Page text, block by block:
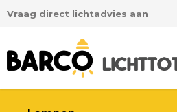
hoofdinhoud
Vraag direct lichtadvies aan